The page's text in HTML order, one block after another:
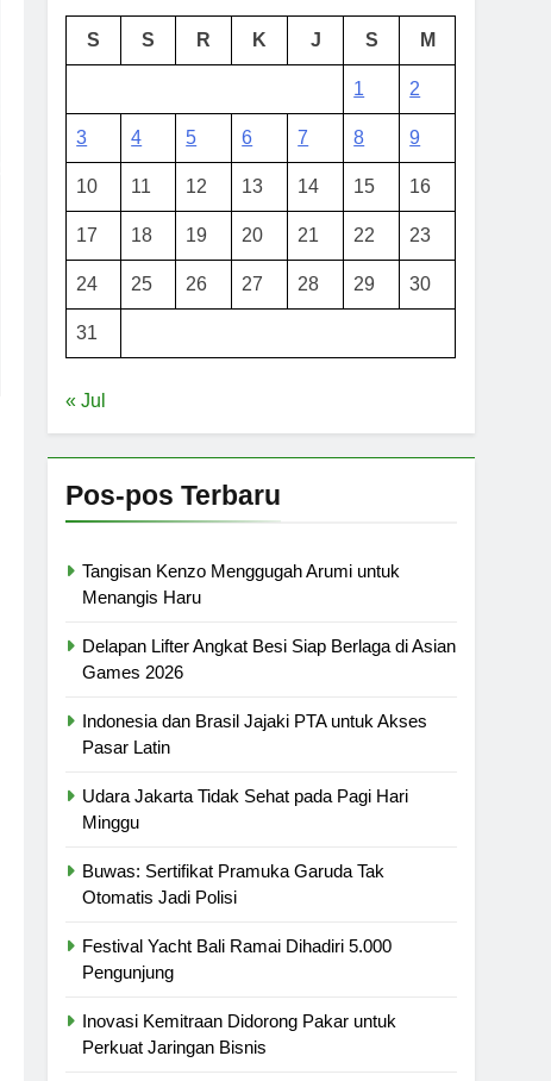
S S R K J S M
1 2
3 4 5 6 7 8 9
10 11 12 13 14 15 16
17 18 19 20 21 22 23
24 25 26 27 28 29 30
31
« Jul
Pos-pos Terbaru
Tangisan Kenzo Menggugah Arumi untuk
Menangis Haru
Delapan Lifter Angkat Besi Siap Berlaga di Asian
Games 2026
Indonesia dan Brasil Jajaki PTA untuk Akses
Pasar Latin
Udara Jakarta Tidak Sehat pada Pagi Hari
Minggu
Buwas: Sertifikat Pramuka Garuda Tak
Otomatis Jadi Polisi
Festival Yacht Bali Ramai Dihadiri 5.000
Pengunjung
Inovasi Kemitraan Didorong Pakar untuk
Perkuat Jaringan Bisnis